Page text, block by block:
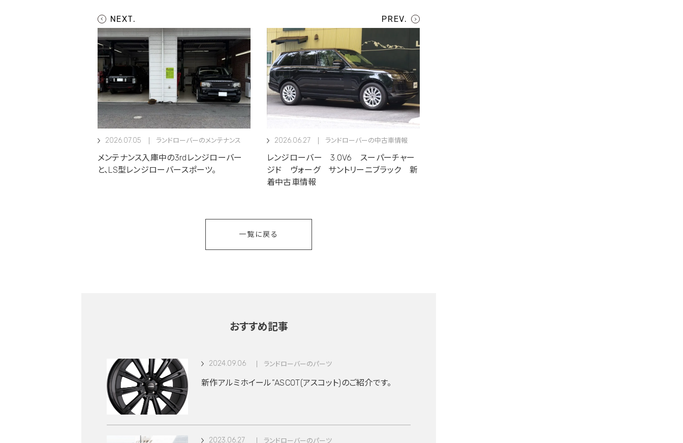
2026.07.05 ランドローバーのメンテナンス
メンテナンス入庫中の3rdレンジローバー
と、LS型レンジローバースポーツ。
2026.06.27 ランドローバーの中古車情報
レンジローバー 3.0V6 スーパーチャー
ジド ヴォーグ サントリーニブラック 新
着中古車情報
一覧に戻る
おすすめ記事
2024.09.06 ランドローバーのパーツ
新作アルミホイール”ASCOT(アスコット)のご紹介です。
2023.06.27 ランドローバーのパーツ